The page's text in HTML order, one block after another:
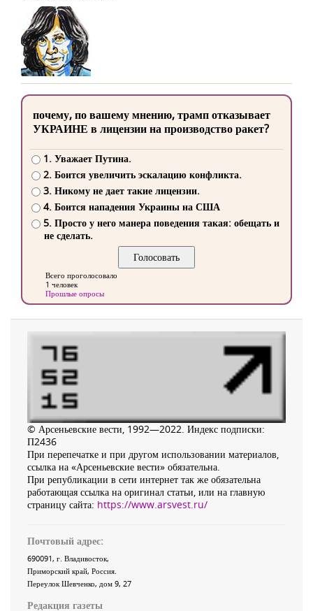
почему, по вашему мнению, трамп отказывает
УКРАИНЕ в лицензии на производство ракет?
1. Уважает Путина.
2. Боится увеличить эскалацию конфликта.
3. Никому не дает такие лицензии.
4. Боится нападения Украины на США
5. Просто у него манера поведения такая: обещать и
не сделать.
Всего проголосовало
1 человек
Прошлые опросы
© Арсеньевские вести, 1992—2022. Индекс подписки:
П2436
При перепечатке и при другом использовании материалов,
ссылка на «Арсеньевские вести» обязательна.
При републикации в сети интернет так же обязательна
работающая ссылка на оригинал статьи, или на главную
страницу сайта: https://www.arsvest.ru/
Почтовый адрес:
690091, г. Владивосток,
Приморский край, Россия
Переулок Шевченко, дом 9, 27
Редакция газеты